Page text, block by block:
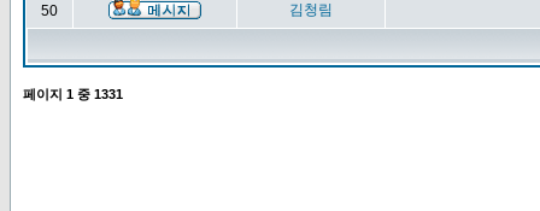
50 김청림
페이지 1 중 1331